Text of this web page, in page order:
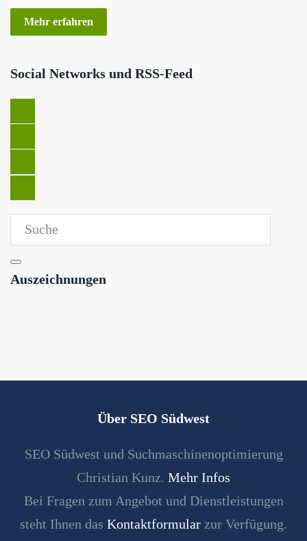
Mehr erfahren
Social Networks und RSS-Feed
Auszeichnungen
Über SEO Südwest
SEO Südwest und Suchmaschinenoptimierung
Christian Kunz. Mehr Infos
Bei Fragen zum Angebot und Dienstleistungen
steht Ihnen das Kontaktformular zur Verfügung.